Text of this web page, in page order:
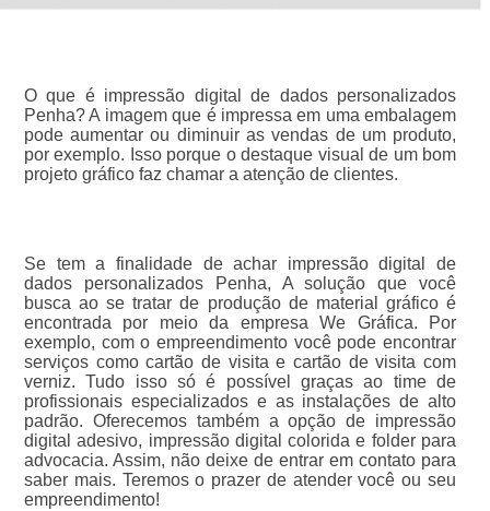
O que é impressão digital de dados personalizados
Penha? A imagem que é impressa em uma embalagem
pode aumentar ou diminuir as vendas de um produto,
por exemplo. Isso porque o destaque visual de um bom
projeto gráfico faz chamar a atenção de clientes.
Se tem a finalidade de achar impressão digital de
dados personalizados Penha, A solução que você
busca ao se tratar de produção de material gráfico é
encontrada por meio da empresa We Gráfica. Por
exemplo, com o empreendimento você pode encontrar
serviços como cartão de visita e cartão de visita com
verniz. Tudo isso só é possível graças ao time de
profissionais especializados e as instalações de alto
padrão. Oferecemos também a opção de impressão
digital adesivo, impressão digital colorida e folder para
advocacia. Assim, não deixe de entrar em contato para
saber mais. Teremos o prazer de atender você ou seu
empreendimento!